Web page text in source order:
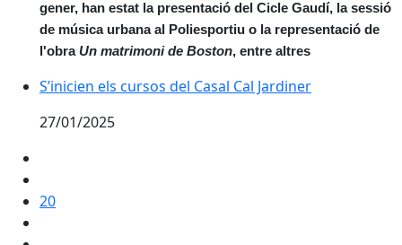
gener, han estat la presentació del Cicle Gaudí, la sessió
de música urbana al Poliesportiu o la representació de
l'obraUn matrimoni de Boston, entre altres
S’inicien els cursos del Casal Cal Jardiner
S’inicien els cursos del Casal Cal Jardiner
27/01/2025
20